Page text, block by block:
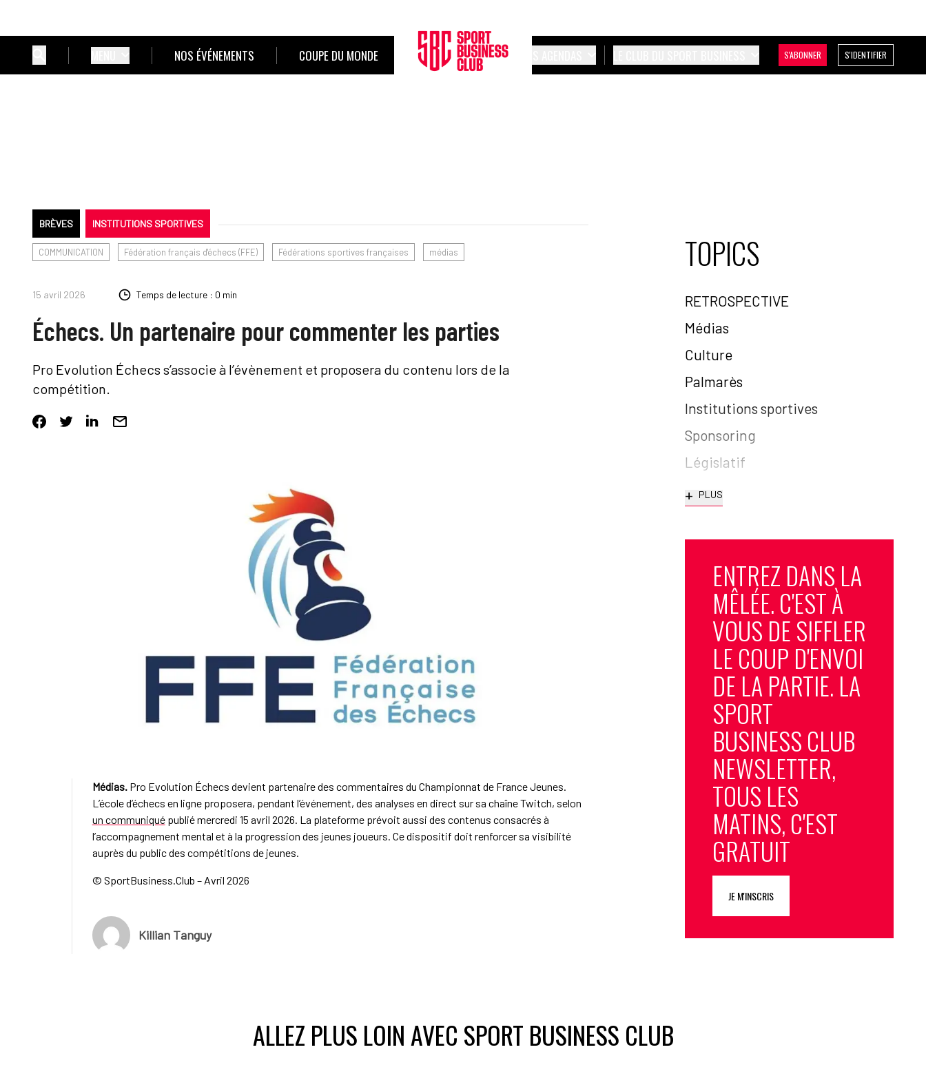
NOS ÉVÉNEMENTS COUPE DU MONDE S'ABONNER S'IDENTIFIER
BRÈVES INSTITUTIONS SPORTIVES
COMMUNICATION Fédération français d'échecs (FFE) Fédérations sportives françaises médias
15 avril 2026 Temps de lecture : 0 min
Échecs. Un partenaire pour commenter les parties
Pro Evolution Échecs s’associe à l’évènement et proposera du contenu lors de la
compétition.
Médias. Pro Evolution Échecs devient partenaire des commentaires du Championnat de France Jeunes.
L’école d’échecs en ligne proposera, pendant l’événement, des analyses en direct sur sa chaîne Twitch, selon
un communiquépublié mercredi 15 avril 2026. La plateforme prévoit aussi des contenus consacrés à
l’accompagnement mental et à la progression des jeunes joueurs. Ce dispositif doit renforcer sa visibilité
auprès du public des compétitions de jeunes.
© SportBusiness.Club – Avril 2026
Killian Tanguy
TOPICS
RETROSPECTIVE
Médias
Culture
Palmarès
Institutions sportives
Sponsoring
Législatif
+ PLUS
ENTREZ DANS LA
MÊLÉE. C'EST À
VOUS DE SIFFLER
LE COUP D'ENVOI
DE LA PARTIE. LA
SPORT
BUSINESS CLUB
NEWSLETTER,
TOUS LES
MATINS, C'EST
GRATUIT
JE M'INSCRIS
ALLEZ PLUS LOIN AVEC SPORT BUSINESS CLUB